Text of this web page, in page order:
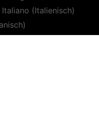
Italiano (Italienisch)
)